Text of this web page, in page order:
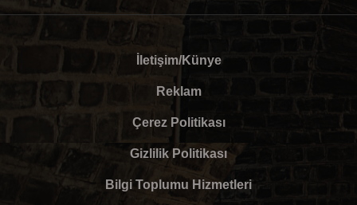
İletişim/Künye
Reklam
Çerez Politikası
Gizlilik Politikası
Bilgi Toplumu Hizmetleri